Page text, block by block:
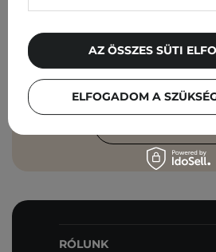
Add meg az e-mail
Elfogadom, hogy
kapjak, és hogy
sp. z o.o. az
megfelelően
RÓLUNK
ELFOGADOM A
AZ ÖSSZES SÜTI